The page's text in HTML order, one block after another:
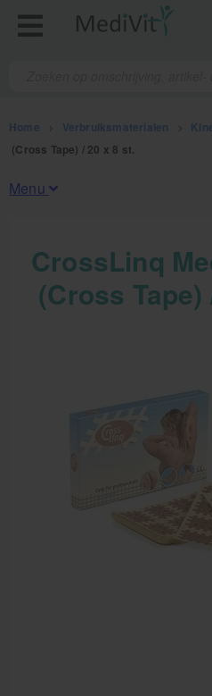
Home Verbruiksmaterialen
(Cross Tape) / 20 x 8 st.
Menu
Fysiotherapieproducten
Verbruiksmaterialen
Farmaceutische artikelen
CrossLinq
(Cross Tape)